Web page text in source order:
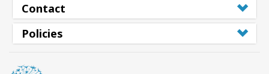
Contact
Policies